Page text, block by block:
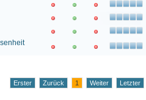
Erster Zurück 1 Weiter Letzter